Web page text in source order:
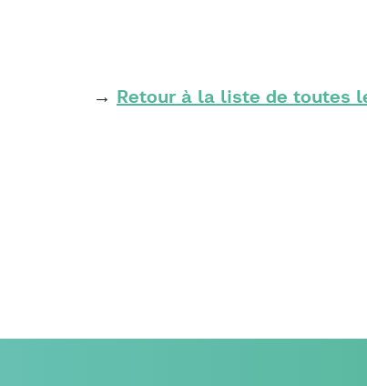
→ Retour à la liste de toutes